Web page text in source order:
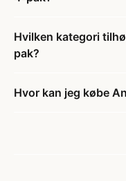
Hvilken kategori
pak?
Hvor kan jeg købe